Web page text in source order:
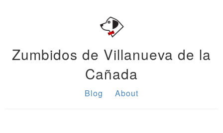
Zumbidos de Villanueva de la
Cañada
Blog About